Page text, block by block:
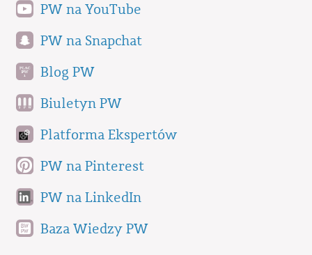
PW na YouTube
PW na Snapchat
Blog PW
Biuletyn PW
Platforma Ekspertów
PW na Pinterest
PW na LinkedIn
Baza Wiedzy PW